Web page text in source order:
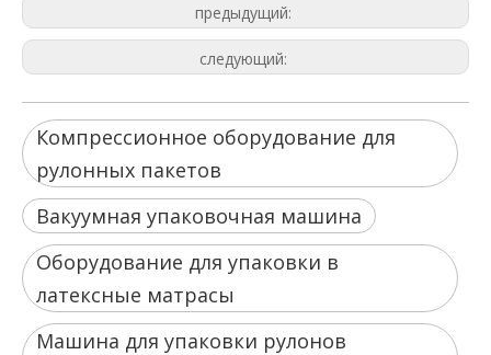
предыдущий:
следующий:
Компрессионное оборудование для
рулонных пакетов
Вакуумная упаковочная машина
Оборудование для упаковки в
латексные матрасы
Машина для упаковки рулонов